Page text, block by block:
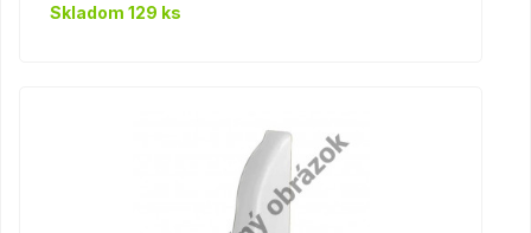
Skladom 129 ks